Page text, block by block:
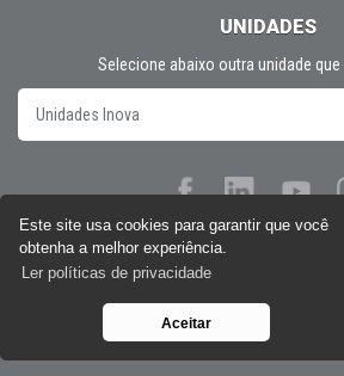
Este site usa cookies para garantir que você
obtenha a melhor experiência.
Ler políticas de privacidade
Aceitar
UNIDADES
Selecione abaixo outra unidade
Unidades Inova
Políticas de privacidade
Desenvolvido por